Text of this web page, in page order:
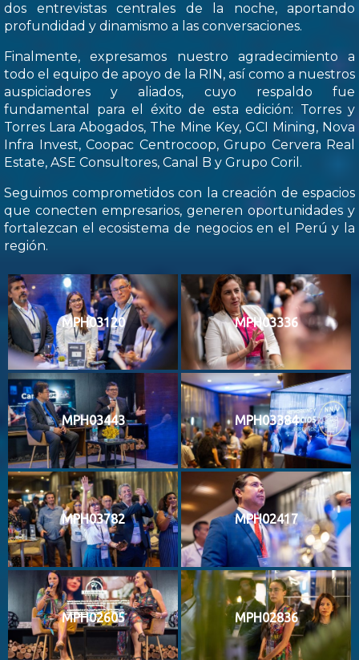
dos entrevistas centrales de la noche, aportando
profundidad y dinamismo a las conversaciones.
Finalmente, expresamos nuestro agradecimiento a
todo el equipo de apoyo de la RIN, así como a nuestros
auspiciadores y aliados, cuyo respaldo fue
fundamental para el éxito de esta edición: Torres y
Torres Lara Abogados, The Mine Key, GCI Mining, Nova
Infra Invest, Coopac Centrocoop, Grupo Cervera Real
Estate, ASE Consultores, Canal B y Grupo Coril.
Seguimos comprometidos con la creación de espacios
que conecten empresarios, generen oportunidades y
fortalezcan el ecosistema de negocios en el Perú y la
región.
MPH03120 MPH03336
MPH03443 MPH03384
MPH03782 MPH02417
MPH02605 MPH02836